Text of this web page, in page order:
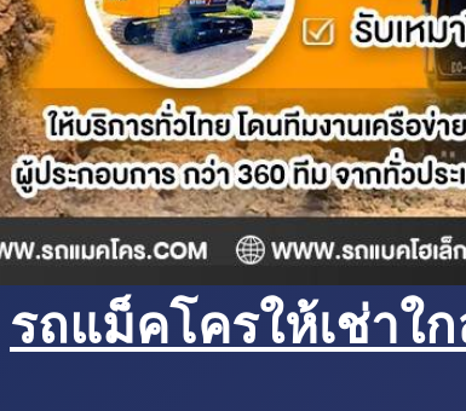
รถแม็คโครให้เช่าใ